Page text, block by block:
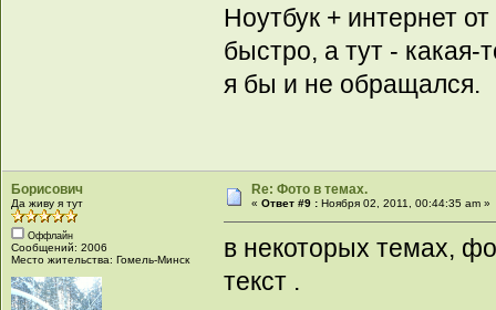
Ноутбук + интернет
быстро, а тут -
я бы и не обращался.
Борисович
Да живу я тут
Оффлайн
Сообщений: 2006
Место жительства: Гомель-Минск
Re: Фото в темах.
«Ответ #9 : Ноября 02, 2011, 00:44:35 am »
в некоторых темах,
текст .